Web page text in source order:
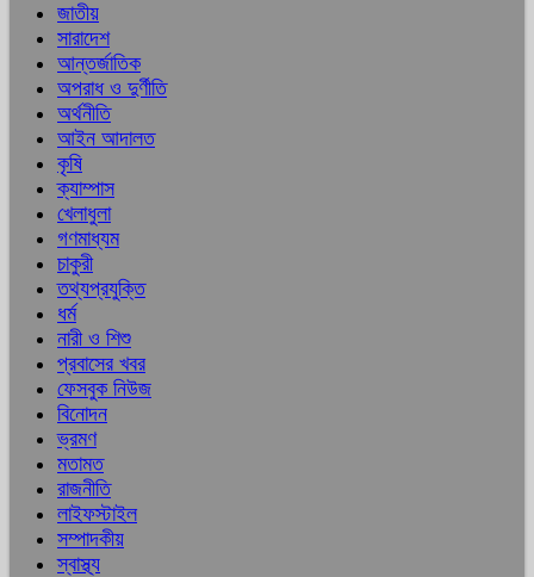
জাতীয়
সারাদেশ
আন্তর্জাতিক
অপরাধ ও দুর্ণীতি
অর্থনীতি
আইন আদালত
কৃষি
ক্যাম্পাস
খেলাধুলা
গণমাধ্যম
চাকুরী
তথ্যপ্রযুক্তি
ধর্ম
নারী ও শিশু
প্রবাসের খবর
ফেসবুক নিউজ
বিনোদন
ভ্রমণ
মতামত
রাজনীতি
লাইফস্টাইল
সম্পাদকীয়
স্বাস্থ্য